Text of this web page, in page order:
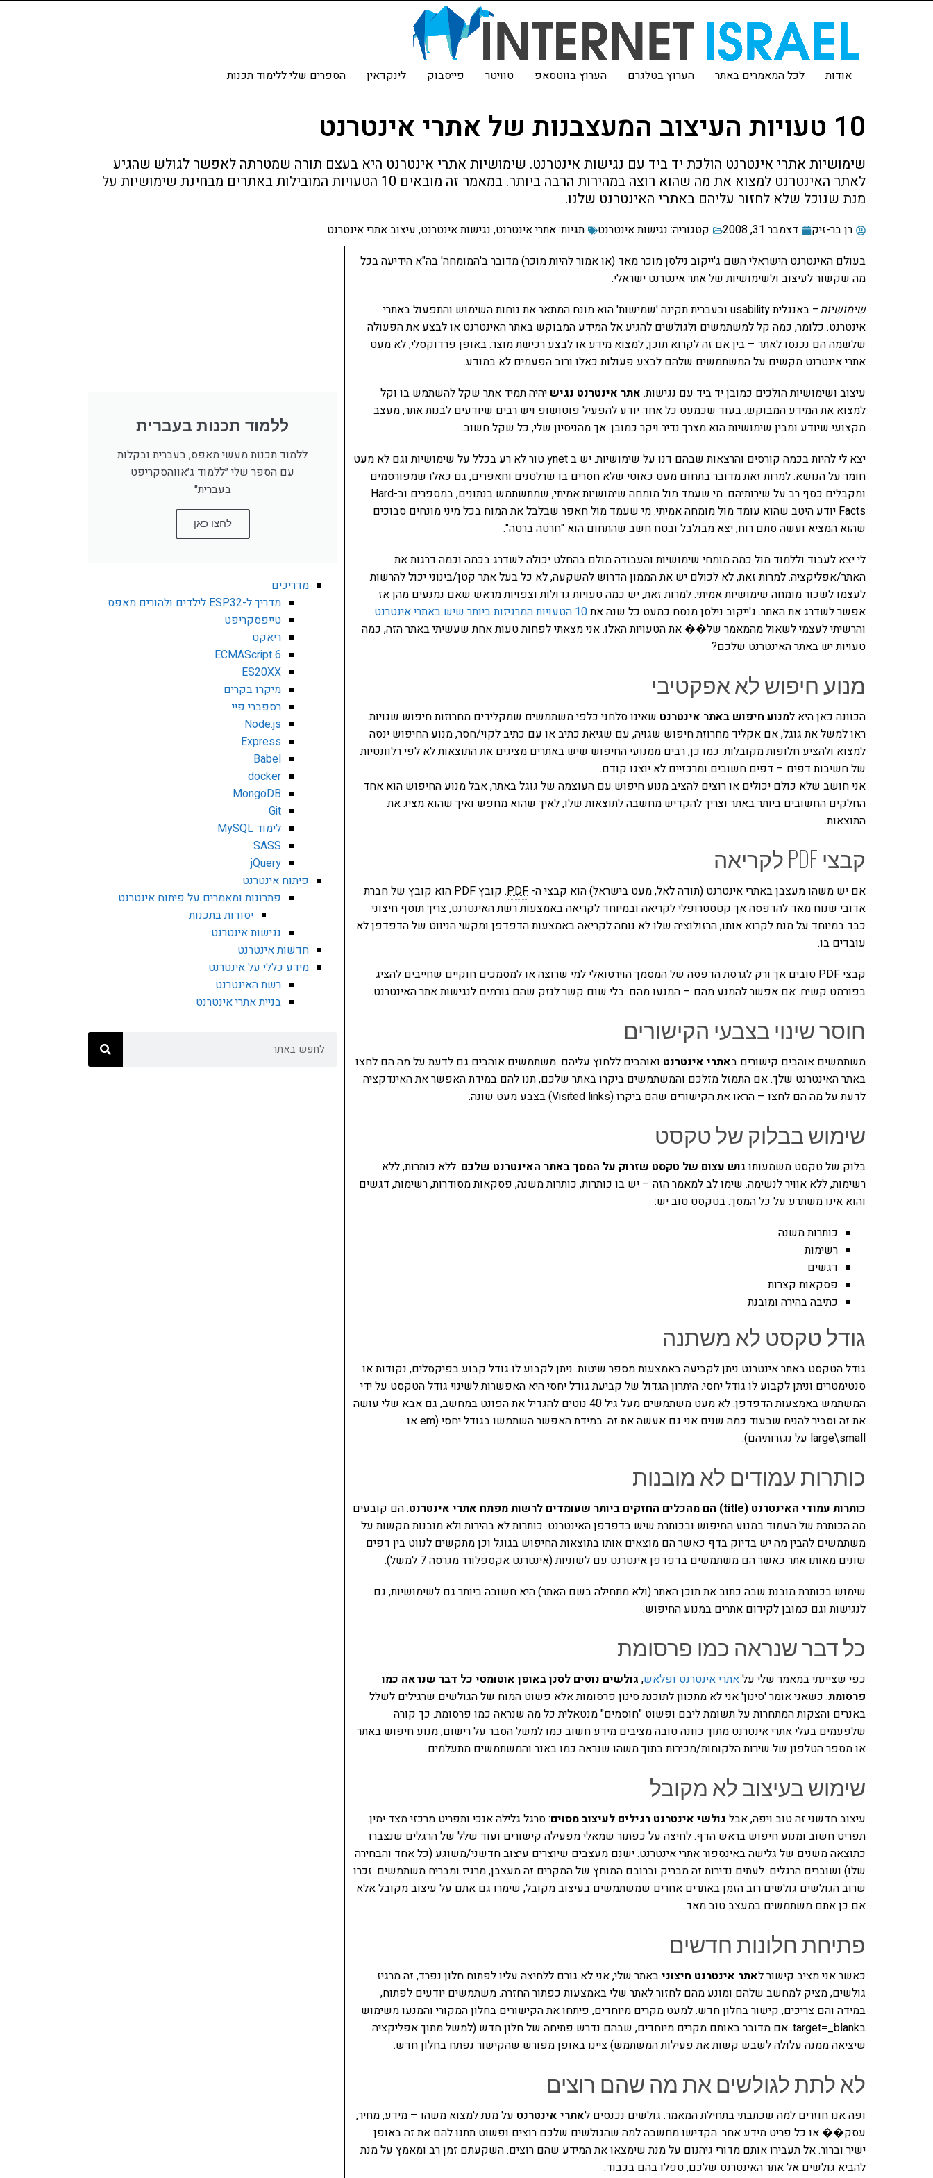
אודות לכל המאמרים באתר הערוץ בטלגרם הערוץ בווטסאפ טוויטר פייסבוק לינקדאין הספרים שלי ללימוד תכנות
10 טעויות העיצוב המעצבנות של אתרי אינטרנט
שימושיות אתרי אינטרנט הולכת יד ביד עם נגישות אינטרנט. שימושיות אתרי אינטרנט היא בעצם תורה שמטרתה לאפשר לגולש שהגיע
לאתר האינטרנט למצוא את מה שהוא רוצה במהירות הרבה ביותר. במאמר זה מובאים 10 הטעויות המובילות באתרים מבחינת שימושיות על
מנת שנוכל שלא לחזור עליהם באתרי האינטרנט שלנו.
רן בר-זיק דצמבר 31, 2008 קטגוריה: נגישות אינטרנט תגיות:אתרי אינטרנט, נגישות אינטרנט, עיצוב אתרי אינטרנט
בעולם האינטרנט הישראלי השם ג'ייקוב נילסן מוכר מאד (או אמור להיות מוכר) מדובר ב'המומחה' בה"א הידיעה בכל
מה שקשור לעיצוב ולשימושיות של אתר אינטרנט ישראלי.
שימושיות
– באנגלית usability ובעברית תקינה 'שמישות' הוא מונח המתאר את נוחות השימוש והתפעול באתרי
אינטרנט. כלומר, כמה קל למשתמשים ולגולשים להגיע אל המידע המבוקש באתר האינטרנט או לבצע את הפעולה
שלשמה הם נכנסו לאתר – בין אם זה לקרוא תוכן, למצוא מידע או לבצע רכישת מוצר. באופן פרדוקסלי, לא מעט
אתרי אינטרנט מקשים על המשתמשים שלהם לבצע פעולות כאלו ורוב הפעמים לא במודע.
עיצוב ושימושיות הולכים כמובן יד ביד עם נגישות. אתר אינטרנט נגיש יהיה תמיד אתר שקל להשתמש בו וקל
למצוא את המידע המבוקש. בעוד שכמעט כל אחד יודע להפעיל פוטושופ ויש רבים שיודעים לבנות אתר, מעצב
מקצועי שיודע ומבין שימושיות הוא מצרך נדיר ויקר כמובן. אך מהניסיון שלי, כל שקל חשוב.
יצא לי להיות בכמה קורסים והרצאות שבהם דנו על שימושיות. יש ב ynet טור לא רע בכלל על שימושיות וגם לא מעט
חומר על הנושא. למרות זאת מדובר בתחום מעט כאוטי שלא חסרים בו שרלטנים וחאפרים, גם כאלו שמפורסמים
ומקבלים כסף רב על שירותיהם. מי שעמד מול מומחה שימושיות אמיתי, שמתשתמש בנתונים, במספרים וב-Hard
Facts יודע היטב שהוא עומד מול מומחה אמיתי. מי שעמד מול חאפר שבלבל את המוח בכל מיני מונחים סבוכים
שהוא המציא ועשה סתם רוח, יצא מבולבל ובטח חשב שהתחום הוא "חרטה ברטה".
לי יצא לעבוד וללמוד מול כמה מומחי שימושיות והעבודה מולם בהחלט יכולה לשדרג בכמה וכמה דרגות את
האתר/אפליקציה. למרות זאת, לא לכולם יש את הממון הדרוש להשקעה, לא כל בעל אתר קטן/בינוני יכול להרשות
לעצמו לשכור מומחה שימושיות אמיתי. למרות זאת, יש כמה טעויות גדולות וצפויות מראש שאם נמנעים מהן אז
אפשר לשדרג את האתר. ג'ייקוב נילסן מנסח כמעט כל שנה את10 הטעויות המרגיזות ביותר שיש באתרי אינטרנט
והרשיתי לעצמי לשאול מהמאמר של�� את הטעויות האלו. אני מצאתי לפחות טעות אחת שעשיתי באתר הזה, כמה
טעויות יש באתר האינטרנט שלכם?
מנוע חיפוש לא אפקטיבי
הכוונה כאן היא למנוע חיפוש באתר אינטרנט שאינו סלחני כלפי משתמשים שמקלידים מחרוזות חיפוש שגויות.
ראו למשל את גוגל, אם אקליד מחרוזת חיפוש שגויה, עם שגיאת כתיב או עם כתיב לקוי/חסר, מנוע החיפוש ינסה
למצוא ולהציע חלופות מקובלות. כמו כן, רבים ממנועי החיפוש שיש באתרים מציגים את התוצאות לא לפי רלוונטיות
של חשיבות דפים – דפים חשובים ומרכזיים לא יוצגו קודם.
אני חושב שלא כולם יכולים או רוצים להציב מנוע חיפוש עם העוצמה של גוגל באתר, אבל מנוע החיפוש הוא אחד
החלקים החשובים ביותר באתר וצריך להקדיש מחשבה לתוצאות שלו, לאיך שהוא מחפש ואיך שהוא מציג את
התוצאות.
קבצי PDF לקריאה
אם יש משהו מעצבן באתרי אינטרנט (תודה לאל, מעט בישראל) הוא קבצי ה- PDF
. קובץ PDF הוא קובץ של חברת
אדובי שנוח מאד להדפסה אך קטסטרופלי לקריאה ובמיוחד לקריאה באמצעות רשת האינטרנט, צריך תוסף חיצוני
כבד במיוחד על מנת לקרוא אותו, הרזולוציה שלו לא נוחה לקריאה באמצעות הדפדפן ומקשי הניווט של הדפדפן לא
עובדים בו.
קבצי PDF טובים אך ורק לגרסת הדפסה של המסמך הוירטואלי למי שרוצה או למסמכים חוקיים שחייבים להציג
בפורמט קשיח. אם אפשר להמנע מהם – המנעו מהם. בלי שום קשר לנזק שהם גורמים לנגישות אתר האינטרנט.
חוסר שינוי בצבעי הקישורים
משתמשים אוהבים קישורים באתרי אינטרנט ואוהבים ללחוץ עליהם. משתמשים אוהבים גם לדעת על מה הם לחצו
באתר האינטרנט שלך. אם התמזל מזלכם והמשתמשים ביקרו באתר שלכם, תנו להם במידת האפשר את האינדקציה
לדעת על מה הם לחצו – הראו את הקישורים שהם ביקרו (Visited links) בצבע מעט שונה.
שימוש בבלוק של טקסט
בלוק של טקסט משמעותו גוש עצום של טקסט שזרוק על המסך באתר האינטרנט שלכם. ללא כותרות, ללא
רשימות, ללא אוויר לנשימה. שימו לב למאמר הזה – יש בו כותרות, כותרות משנה, פסקאות מסודרות, רשימות, דגשים
והוא אינו משתרע על כל המסך. בטקסט טוב יש:
כותרות משנה
רשימות
דגשים
פסקאות קצרות
כתיבה בהירה ומובנת
גודל טקסט לא משתנה
גודל הטקסט באתר אינטרנט ניתן לקביעה באמצעות מספר שיטות. ניתן לקבוע לו גודל קבוע בפיקסלים, נקודות או
סנטימטרים וניתן לקבוע לו גודל יחסי. היתרון הגדול של קביעת גודל יחסי היא האפשרות לשינוי גודל הטקסט על ידי
המשתמש באמצעות הדפדפן. לא מעט משתמשים מעל גיל 40 נוטים להגדיל את הפונט במחשב, גם אבא שלי עושה
את זה וסביר להניח שבעוד כמה שנים אני גם אעשה את זה. במידת האפשר השתמשו בגודל יחסי (em או
large\small על נגזרותיהם).
כותרות עמודים לא מובנות
כותרות עמודי האינטרנט (title) הם מהכלים החזקים ביותר שעומדים לרשות מפתח אתרי אינטרנט
. הם קובעים
מה הכותרת של העמוד במנוע החיפוש ובכותרת שיש בדפדפן האינטרנט. כותרות לא בהירות ולא מובנות מקשות על
משתמשים להבין מה יש בדיוק בדף כאשר הם מוצאים אותו בתוצאות החיפוש בגוגל וכן מתקשים לנווט בין דפים
שונים מאותו אתר כאשר הם משתמשים בדפדפן אינטרנט עם לשוניות (אינטרנט אקספלורר מגרסה 7 למשל).
שימוש בכותרת מובנת שבה כתוב את תוכן האתר (ולא מתחילה בשם האתר) היא חשובה ביותר גם לשימושיות, גם
לנגישות וגם כמובן לקידום אתרים במנוע החיפוש.
כל דבר שנראה כמו פרסומת
כפי שציינתי במאמר שלי עלאתרי אינטרנט ופלאש, גולשים נוטים לסנן באופן אוטומטי כל דבר שנראה כמו
פרסומת. כשאני אומר 'סינון' אני לא מתכוון לתוכנת סינון פרסומות אלא פשוט המוח של הגולשים שרגילים לשלל
באנרים והצקות המתחרות על תשומת ליבם ופשוט "חוסמים" מנטאלית כל מה שנראה כמו פרסומת. כך קורה
שלפעמים בעלי אתרי אינטרנט מתוך כוונה טובה מציבים מידע חשוב כמו למשל הסבר על רישום, מנוע חיפוש באתר
או מספר הטלפון של שירות הלקוחות/מכירות בתוך משהו שנראה כמו באנר והמשתמשים מתעלמים.
שימוש בעיצוב לא מקובל
עיצוב חדשני זה טוב ויפה, אבל גולשי אינטרנט רגילים לעיצוב מסוים: סרגל גלילה אנכי ותפריט מרכזי מצד ימין.
תפריט חשוב ומנוע חיפוש בראש הדף. לחיצה על כפתור שמאלי מפעילה קישורים ועוד שלל של הרגלים שנצברו
כתוצאה משנים של גלישה באינספור אתרי אינטרנט. ישנם מעצבים שיוצרים עיצוב חדשני/משוגע (כל אחד והבחירה
שלו) ושוברים הרגלים. לעתים נדירות זה מבריק וברובם המוחץ של המקרים זה מעצבן, מרגיז ומבריח משתמשים. זכרו
שרוב הגולשים גולשים רוב הזמן באתרים אחרים שמשתמשים בעיצוב מקובל, שימרו גם אתם על עיצוב מקובל אלא
אם כן אתם משתמשים במעצב טוב מאד.
פתיחת חלונות חדשים
כאשר אני מציב קישור לאתר אינטרנט חיצוניבאתר שלי, אני לא גורם ללחיצה עליו לפתוח חלון נפרד, זה מרגיז
גולשים, מציק למחשב שלהם ומונע מהם לחזור לאתר שלי באמצעות כפתור החזרה. משתמשים יודעים לפתוח,
במידה והם צריכים, קישור בחלון חדש. למעט מקרים מיוחדים, פיתחו את הקישורים בחלון המקורי והמנעו משימוש
בtarget=_blank. אם מדובר באותם מקרים מיוחדים, שבהם נדרש פתיחה של חלון חדש (למשל מתוך אפליקציה
שיציאה ממנה עלולה לשבש קשות את פעילות המשתמש) ציינו באופן מפורש שהקישור נפתח בחלון חדש.
לא לתת לגולשים את מה שהם רוצים
ופה אנו חוזרים למה שכתבתי בתחילת המאמר. גולשים נכנסים לאתרי אינטרנט על מנת למצוא משהו – מידע, מחיר,
עסק�� או כל פריט מידע אחר. הקדישו מחשבה למה שהגולשים שלכם רוצים ופשוט תתנו להם את זה באופן
ישיר וברור. אל תעבירו אותם מדורי גיהנום על מנת שימצאו את המידע שהם רוצים. השקעתם זמן רב ומאמץ על מנת
להביא גולשים אל אתר האינטרנט שלכם, טפלו בהם בכבוד.
ללמוד תכנות בעברית
ללמוד תכנות מעשי מאפס, בעברית ובקלות
עם הספר שלי ״ללמוד ג׳אווהסקריפט
בעברית״
לחצו כאן
מדריכים
מדריך ל-ESP32 לילדים ולהורים מאפס
טייפסקריפט
ריאקט
ECMAScript 6
ES20XX
מיקרו בקרים
רספברי פיי
Node.js
Express
Babel
docker
MongoDB
Git
לימוד MySQL
SASS
jQuery
פיתוח אינטרנט
פתרונות ומאמרים על פיתוח אינטרנט
יסודות בתכנות
נגישות אינטרנט
חדשות אינטרנט
מידע כללי על אינטרנט
רשת האינטרנט
בניית אתרי אינטרנט